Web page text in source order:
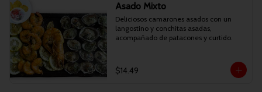
Asado Mixto
Deliciosos camarones asados con un
langostino y conchitas asadas,
acompañado de patacones y curtido.
$14.49